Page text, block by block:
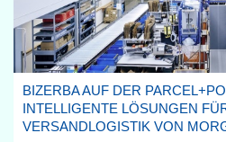
BIZERBA AUF DER
INTELLIGENTE LÖSUNGEN
VERSANDLOGISTIK VON